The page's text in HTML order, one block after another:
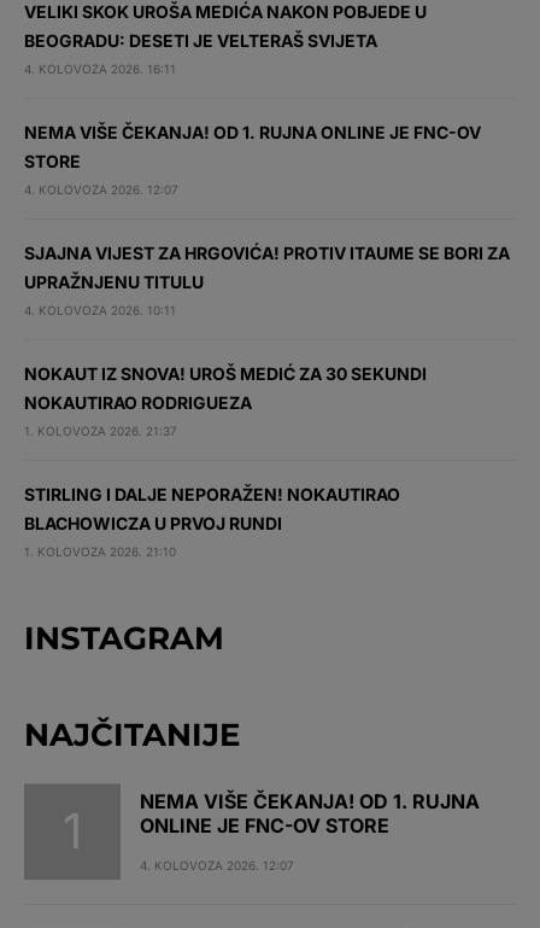
VELIKI SKOK UROŠA MEDIĆA NAKON POBJEDE U
BEOGRADU: DESETI JE VELTERAŠ SVIJETA
4. KOLOVOZA 2026. 16:11
NEMA VIŠE ČEKANJA! OD 1. RUJNA ONLINE JE FNC-OV
STORE
4. KOLOVOZA 2026. 12:07
SJAJNA VIJEST ZA HRGOVIĆA! PROTIV ITAUME SE BORI ZA
UPRAŽNJENU TITULU
4. KOLOVOZA 2026. 10:11
NOKAUT IZ SNOVA! UROŠ MEDIĆ ZA 30 SEKUNDI
NOKAUTIRAO RODRIGUEZA
1. KOLOVOZA 2026. 21:37
STIRLING I DALJE NEPORAŽEN! NOKAUTIRAO
BLACHOWICZA U PRVOJ RUNDI
1. KOLOVOZA 2026. 21:10
INSTAGRAM
NAJČITANIJE
NEMA VIŠE ČEKANJA! OD 1. RUJNA
ONLINE JE FNC-OV STORE
4. KOLOVOZA 2026. 12:07